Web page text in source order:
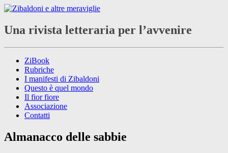
Una rivista letteraria per l’avvenire
ZiBook
Rubriche
I manifesti di Zibaldoni
Questo è quel mondo
Il fior fiore
Associazione
Contatti
Almanacco delle sabbie